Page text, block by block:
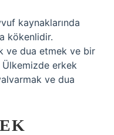
kaynaklarında
kökenlidir.
ve dua etmek ve bir
erkek
ve dua